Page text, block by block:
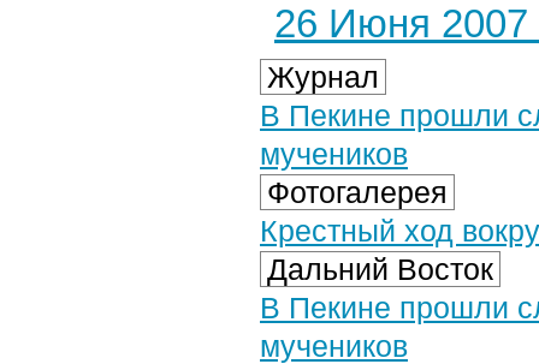
26 Июня 2007
Журнал
В Пекине прошли
мучеников
Фотогалерея
Крестный ход
Дальний Восток
В Пекине прошли
мучеников